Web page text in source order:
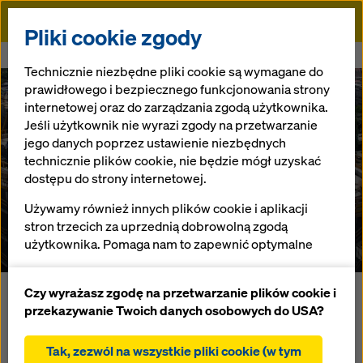
Doka
Uniqa Tower
Uniqa Tower
Austria
Uniqua Tower to biurowiec o wysokości 75 m w 2. dzielnicy
Leopoldstadt przy moście Aspernbrücke. Budynek
posiada 21 kondygnacji naziemnych i 5 kondygnacji
podziemnych. Rzut poziomy ma kształt stylizowanej litery
Pliki cookie zgody
Technicznie niezbędne pliki cookie są wymagane do
prawidłowego i bezpiecznego funkcjonowania strony
internetowej oraz do zarządzania zgodą użytkownika.
Jeśli użytkownik nie wyrazi zgody na przetwarzanie
jego danych poprzez ustawienie niezbędnych
technicznie plików cookie, nie będzie mógł uzyskać
dostępu do strony internetowej.
Używamy również innych plików cookie i aplikacji
stron trzecich za uprzednią dobrowolną zgodą
użytkownika. Pomaga nam to zapewnić optymalne
ciągłe ulepszanie funkcjonalności naszej strony
internetowej (funkcjonalne i statystyczne pliki
ułatwienie sprawnego procesu zakupu podczas
Czy wyrażasz zgodę na przetwarzanie plików cookie i
przekazywanie Twoich danych osobowych do USA?
Tak, zezwól na wszystkie pliki cookie (w tym